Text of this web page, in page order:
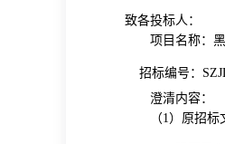
致各投标人：
项目名称：
招标编号：
澄清内容：
（1）原招标